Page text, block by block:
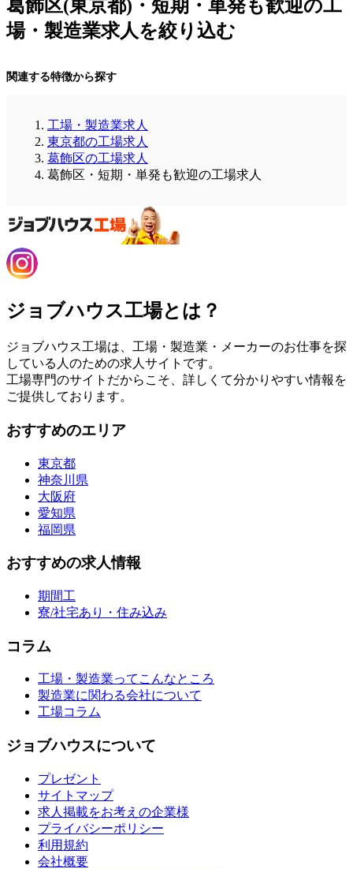
葛飾区(東京都)・短期・単発も歓迎の工
場・製造業求人を絞り込む
関連する特徴から探す
工場・製造業求人
東京都の工場求人
葛飾区の工場求人
葛飾区・短期・単発も歓迎の工場求人
ジョブハウス工場とは？
ジョブハウス工場は、工場・製造業・メーカーのお仕事を探
している人のための求人サイトです。
工場専門のサイトだからこそ、詳しくて分かりやすい情報を
ご提供しております。
おすすめのエリア
東京都
神奈川県
大阪府
愛知県
福岡県
おすすめの求人情報
期間工
寮/社宅あり・住み込み
コラム
工場・製造業ってこんなところ
製造業に関わる会社について
工場コラム
ジョブハウスについて
プレゼント
サイトマップ
求人掲載をお考えの企業様
プライバシーポリシー
利用規約
会社概要